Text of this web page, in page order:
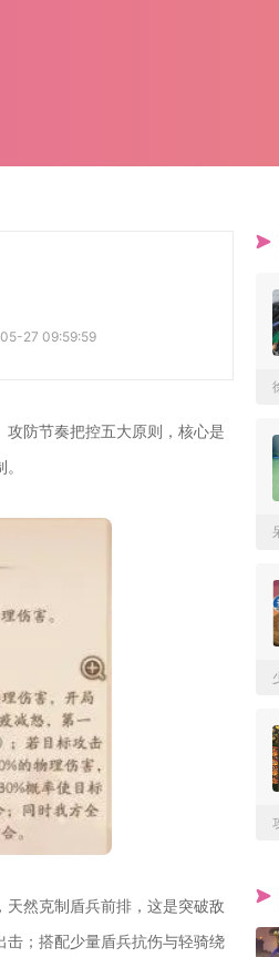
27 09:59:59
防节奏把控五大原则，核心是
然克制盾兵前排，这是突破敌
；搭配少量盾兵抗伤与轻骑绕